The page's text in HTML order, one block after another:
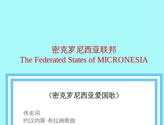
密克罗尼西亚联邦
The Federated States of MICRONESIA
《密克罗尼西亚爱国歌》
佚名词
约汉内斯·布拉姆斯曲